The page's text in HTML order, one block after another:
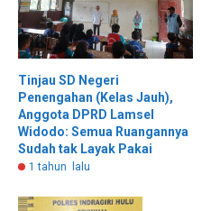
Tinjau SD Negeri
Penengahan (Kelas Jauh),
Anggota DPRD Lamsel
Widodo: Semua Ruangannya
Sudah tak Layak Pakai
1 tahun lalu